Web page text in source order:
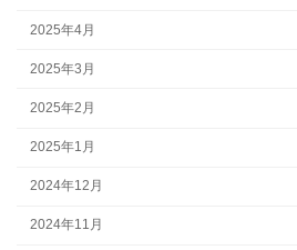
2025年4月
2025年3月
2025年2月
2025年1月
2024年12月
2024年11月